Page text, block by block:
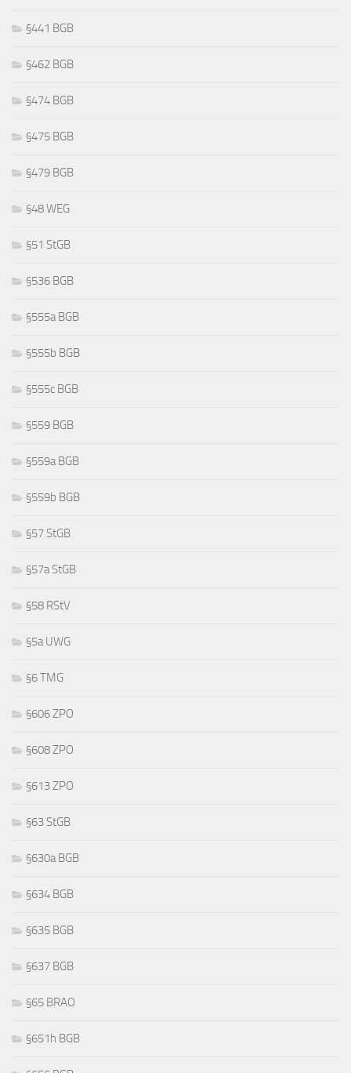
§441 BGB
§462 BGB
§474 BGB
§475 BGB
§479 BGB
§48 WEG
§51 StGB
§536 BGB
§555a BGB
§555b BGB
§555c BGB
§559 BGB
§559a BGB
§559b BGB
§57 StGB
§57a StGB
§58 RStV
§5a UWG
§6 TMG
§606 ZPO
§608 ZPO
§613 ZPO
§63 StGB
§630a BGB
§634 BGB
§635 BGB
§637 BGB
§65 BRAO
§651h BGB